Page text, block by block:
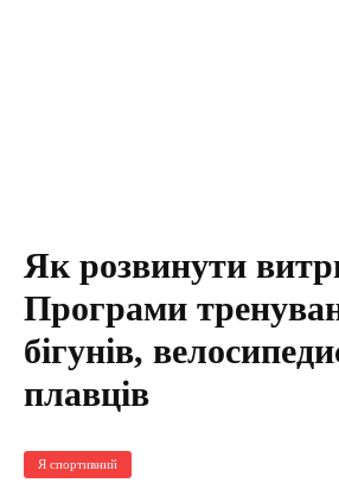
Як розвинути
Програми
бігунів,
плавців
Я спортивний